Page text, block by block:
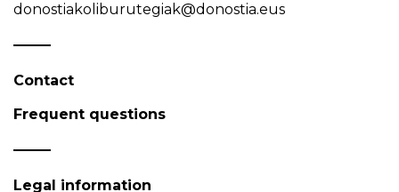
donostiakoliburutegiak@donostia.eus
Contact
Frequent questions
Legal information